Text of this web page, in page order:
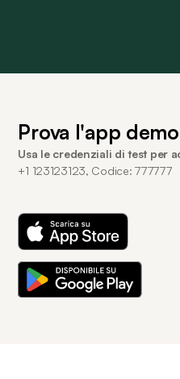
Prova l'app
Usa le credenziali di test per
+1 123123123, Codice: 777777